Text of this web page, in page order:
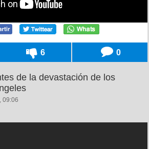
6 0
de la devastación de los
09:06